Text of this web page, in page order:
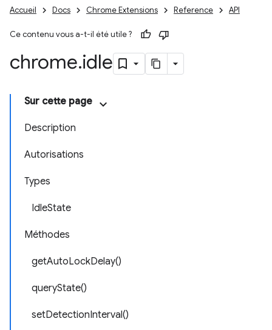
Accueil Docs Chrome Extensions Reference API
Ce contenu vous a-t-il été utile ?
chrome.idle
Sur cette page
Description
Autorisations
Types
IdleState
Méthodes
getAutoLockDelay()
queryState()
setDetectionInterval()